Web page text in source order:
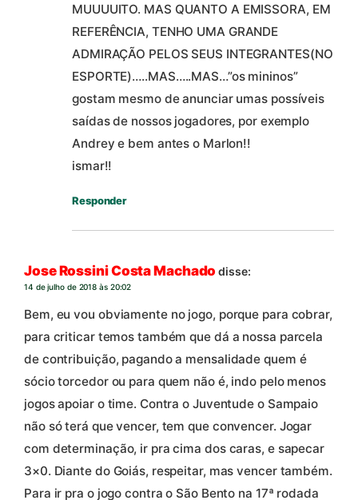
MUUUUITO. MAS QUANTO A EMISSORA, EM
REFERÊNCIA, TENHO UMA GRANDE
ADMIRAÇÃO PELOS SEUS INTEGRANTES(NO
ESPORTE)…..MAS…..MAS…”os mininos”
gostam mesmo de anunciar umas possíveis
saídas de nossos jogadores, por exemplo
Andrey e bem antes o Marlon!!
ismar!!
Responder
Jose Rossini Costa Machado disse:
14 de julho de 2018 às 20:02
Bem, eu vou obviamente no jogo, porque para cobrar,
para criticar temos também que dá a nossa parcela
de contribuição, pagando a mensalidade quem é
sócio torcedor ou para quem não é, indo pelo menos
jogos apoiar o time. Contra o Juventude o Sampaio
não só terá que vencer, tem que convencer. Jogar
com determinação, ir pra cima dos caras, e sapecar
3×0. Diante do Goiás, respeitar, mas vencer também.
Para ir pra o jogo contra o São Bento na 17ª rodada